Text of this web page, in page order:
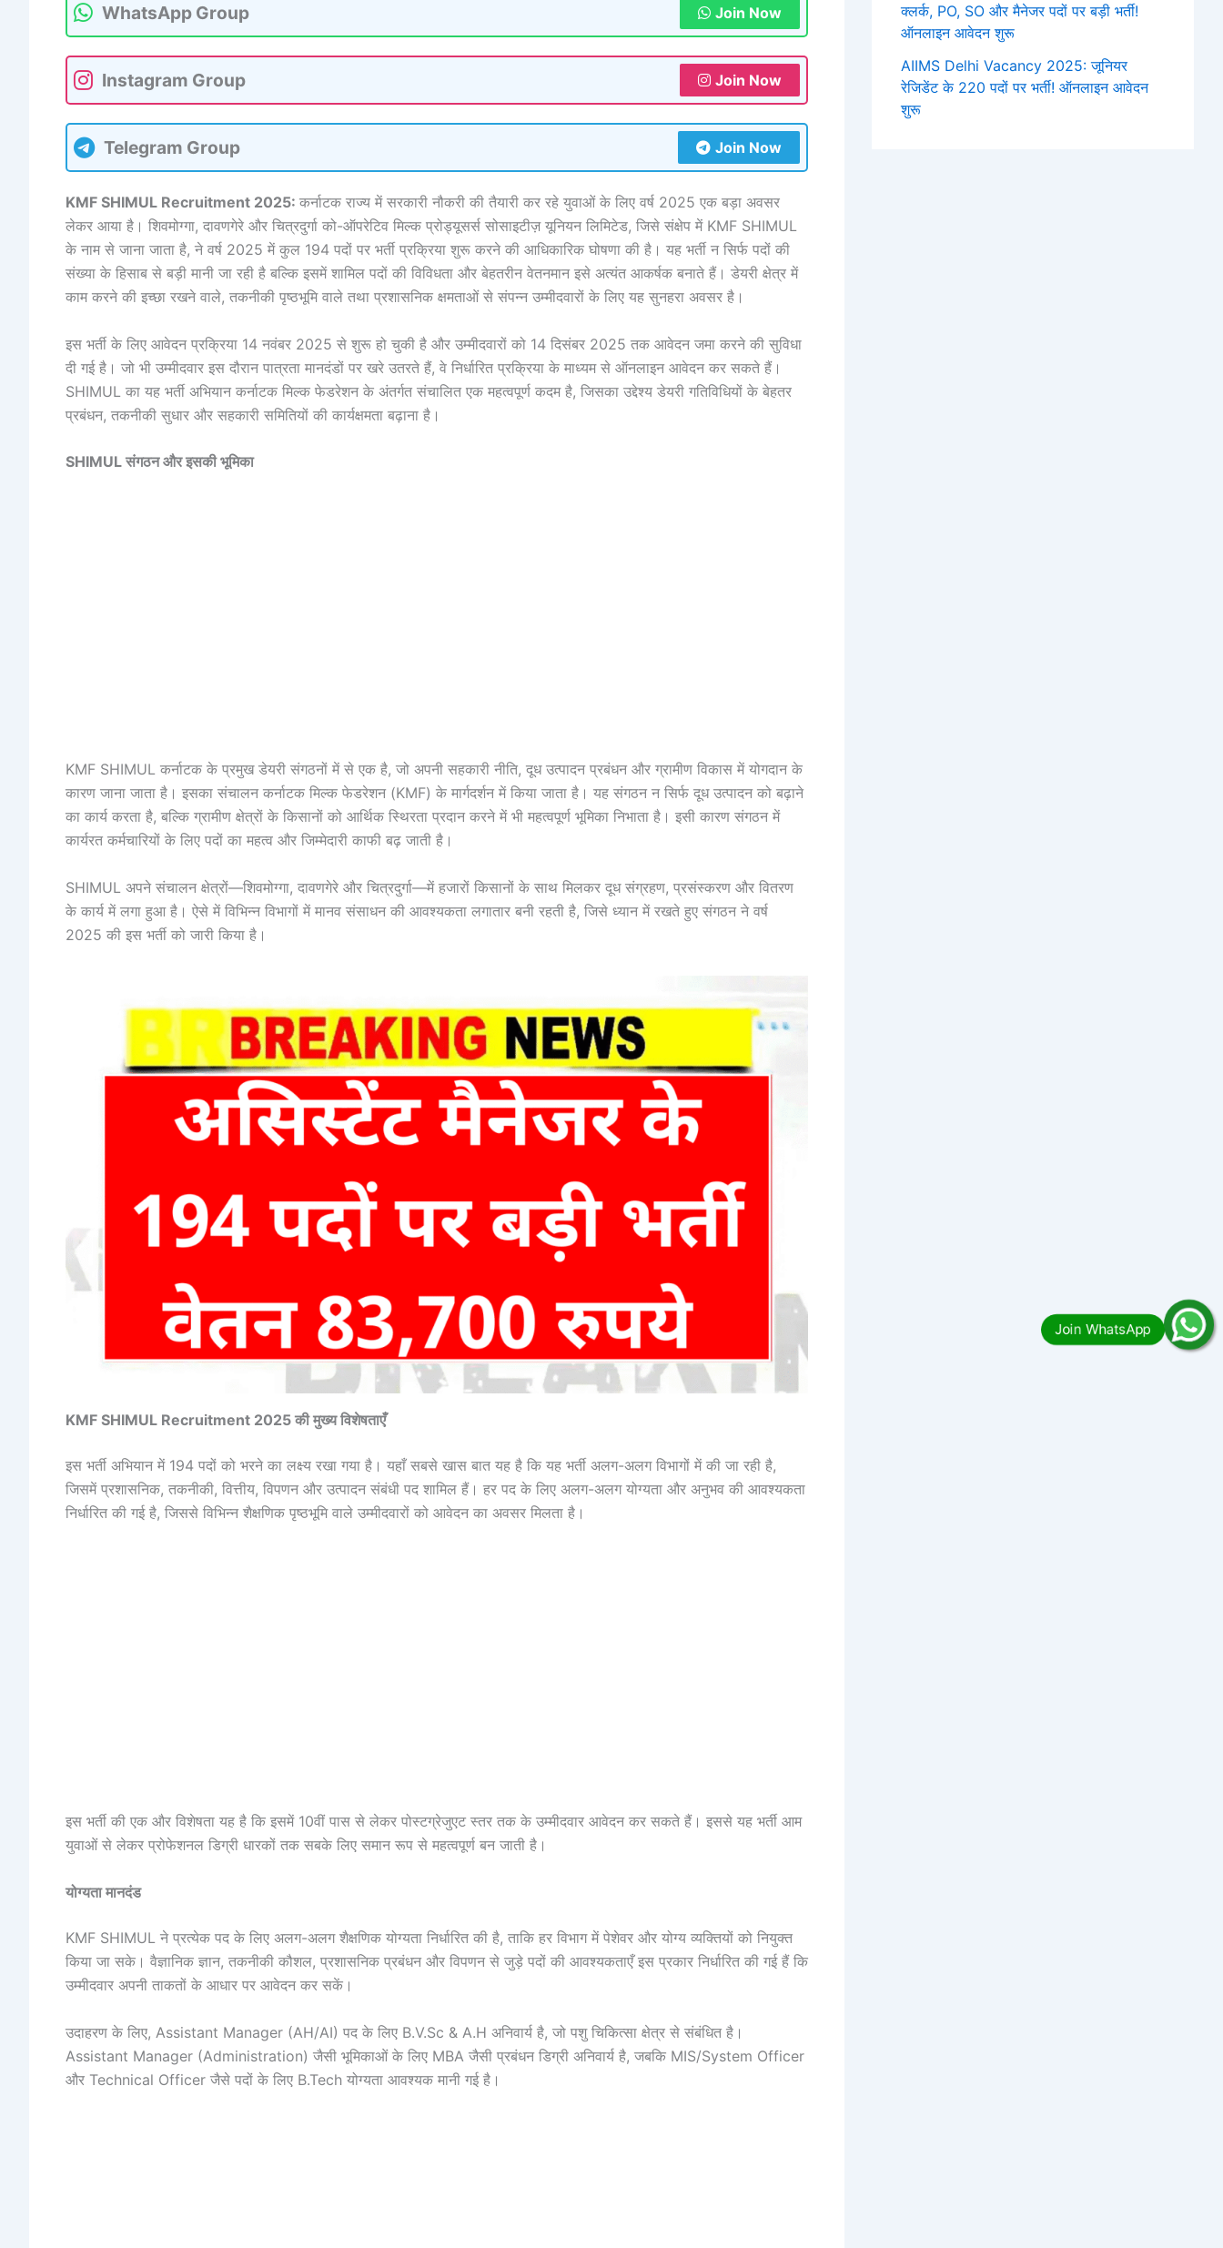
WhatsApp Group Join Now
Instagram Group Join Now
Telegram Group Join Now
KMF SHIMUL Recruitment 2025: कर्नाटक राज्य में सरकारी नौकरी की तैयारी कर रहे युवाओं के लिए वर्ष 2025 एक बड़ा अवसर
लेकर आया है। शिवमोग्गा, दावणगेरे और चित्रदुर्गा को-ऑपरेटिव मिल्क प्रोड्यूसर्स सोसाइटीज़ यूनियन लिमिटेड, जिसे संक्षेप में KMF SHIMUL
के नाम से जाना जाता है, ने वर्ष 2025 में कुल 194 पदों पर भर्ती प्रक्रिया शुरू करने की आधिकारिक घोषणा की है। यह भर्ती न सिर्फ पदों की
संख्या के हिसाब से बड़ी मानी जा रही है बल्कि इसमें शामिल पदों की विविधता और बेहतरीन वेतनमान इसे अत्यंत आकर्षक बनाते हैं। डेयरी क्षेत्र में
काम करने की इच्छा रखने वाले, तकनीकी पृष्ठभूमि वाले तथा प्रशासनिक क्षमताओं से संपन्न उम्मीदवारों के लिए यह सुनहरा अवसर है।
इस भर्ती के लिए आवेदन प्रक्रिया 14 नवंबर 2025 से शुरू हो चुकी है और उम्मीदवारों को 14 दिसंबर 2025 तक आवेदन जमा करने की सुविधा
दी गई है। जो भी उम्मीदवार इस दौरान पात्रता मानदंडों पर खरे उतरते हैं, वे निर्धारित प्रक्रिया के माध्यम से ऑनलाइन आवेदन कर सकते हैं।
SHIMUL का यह भर्ती अभियान कर्नाटक मिल्क फेडरेशन के अंतर्गत संचालित एक महत्वपूर्ण कदम है, जिसका उद्देश्य डेयरी गतिविधियों के बेहतर
प्रबंधन, तकनीकी सुधार और सहकारी समितियों की कार्यक्षमता बढ़ाना है।
SHIMUL संगठन और इसकी भूमिका
KMF SHIMUL कर्नाटक के प्रमुख डेयरी संगठनों में से एक है, जो अपनी सहकारी नीति, दूध उत्पादन प्रबंधन और ग्रामीण विकास में योगदान के
कारण जाना जाता है। इसका संचालन कर्नाटक मिल्क फेडरेशन (KMF) के मार्गदर्शन में किया जाता है। यह संगठन न सिर्फ दूध उत्पादन को बढ़ाने
का कार्य करता है, बल्कि ग्रामीण क्षेत्रों के किसानों को आर्थिक स्थिरता प्रदान करने में भी महत्वपूर्ण भूमिका निभाता है। इसी कारण संगठन में
कार्यरत कर्मचारियों के लिए पदों का महत्व और जिम्मेदारी काफी बढ़ जाती है।
SHIMUL अपने संचालन क्षेत्रों—शिवमोग्गा, दावणगेरे और चित्रदुर्गा—में हजारों किसानों के साथ मिलकर दूध संग्रहण, प्रसंस्करण और वितरण
के कार्य में लगा हुआ है। ऐसे में विभिन्न विभागों में मानव संसाधन की आवश्यकता लगातार बनी रहती है, जिसे ध्यान में रखते हुए संगठन ने वर्ष
2025 की इस भर्ती को जारी किया है।
KMF SHIMUL Recruitment 2025 की मुख्य विशेषताएँ
इस भर्ती अभियान में 194 पदों को भरने का लक्ष्य रखा गया है। यहाँ सबसे खास बात यह है कि यह भर्ती अलग-अलग विभागों में की जा रही है,
जिसमें प्रशासनिक, तकनीकी, वित्तीय, विपणन और उत्पादन संबंधी पद शामिल हैं। हर पद के लिए अलग-अलग योग्यता और अनुभव की आवश्यकता
निर्धारित की गई है, जिससे विभिन्न शैक्षणिक पृष्ठभूमि वाले उम्मीदवारों को आवेदन का अवसर मिलता है।
इस भर्ती की एक और विशेषता यह है कि इसमें 10वीं पास से लेकर पोस्टग्रेजुएट स्तर तक के उम्मीदवार आवेदन कर सकते हैं। इससे यह भर्ती आम
युवाओं से लेकर प्रोफेशनल डिग्री धारकों तक सबके लिए समान रूप से महत्वपूर्ण बन जाती है।
योग्यता मानदंड
KMF SHIMUL ने प्रत्येक पद के लिए अलग-अलग शैक्षणिक योग्यता निर्धारित की है, ताकि हर विभाग में पेशेवर और योग्य व्यक्तियों को नियुक्त
किया जा सके। वैज्ञानिक ज्ञान, तकनीकी कौशल, प्रशासनिक प्रबंधन और विपणन से जुड़े पदों की आवश्यकताएँ इस प्रकार निर्धारित की गई हैं कि
उम्मीदवार अपनी ताकतों के आधार पर आवेदन कर सकें।
उदाहरण के लिए, Assistant Manager (AH/AI) पद के लिए B.V.Sc & A.H अनिवार्य है, जो पशु चिकित्सा क्षेत्र से संबंधित है।
Assistant Manager (Administration) जैसी भूमिकाओं के लिए MBA जैसी प्रबंधन डिग्री अनिवार्य है, जबकि MIS/System Officer
और Technical Officer जैसे पदों के लिए B.Tech योग्यता आवश्यक मानी गई है।
क्लर्क, PO, SO और मैनेजर पदों पर बड़ी भर्ती!
ऑनलाइन आवेदन शुरू
AIIMS Delhi Vacancy 2025: जूनियर
रेजिडेंट के 220 पदों पर भर्ती! ऑनलाइन आवेदन
शुरू